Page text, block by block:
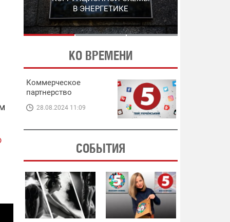
В ЭНЕРГЕТИКЕ
ЭНЕРГЕТИКЕ
КО ВРЕМЕНИ
Коммерческое
партнерство
28.08.2024 11:09
СОБЫТИЯ